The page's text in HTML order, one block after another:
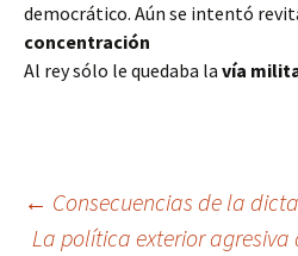
democrático. Aún se intentó
concentración
Al rey sólo le quedaba la vía
← Consecuencias de la
La política exterior